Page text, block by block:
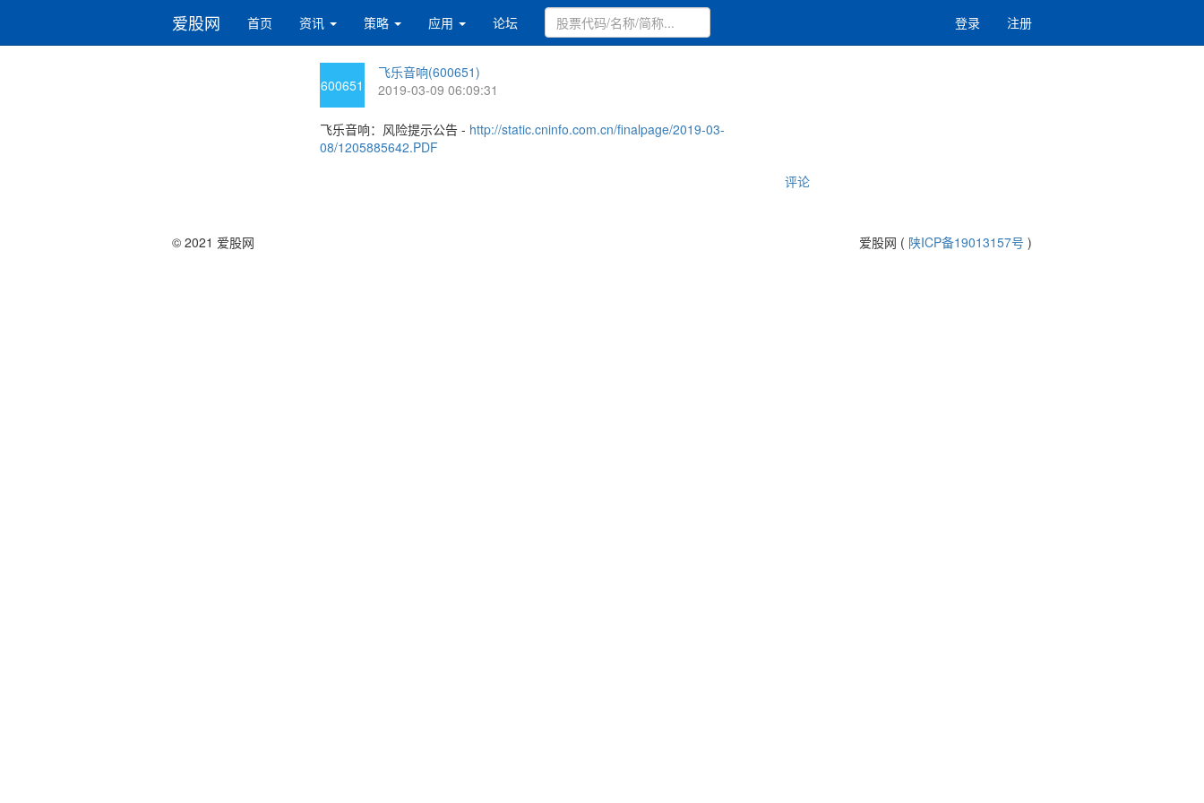
爱股网 首页 资讯 策略 应用 论坛 登录 注册
600651
飞乐音响(600651)
2019-03-09 06:09:31
飞乐音响：风险提示公告 - http://static.cninfo.com.cn/finalpage/2019-03-
08/1205885642.PDF
评论
© 2021 爱股网 爱股网 ( 陕ICP备19013157号 )